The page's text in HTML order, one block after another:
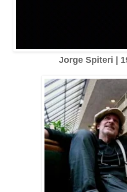
Jorge Spiteri |